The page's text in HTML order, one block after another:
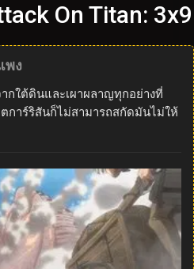
On Titan: 3x9
พง
กใต้ดินและเผาผลาญทุกอย่างที่
การ์ริสันก็ไม่สามารถสกัดมันไม่ให้